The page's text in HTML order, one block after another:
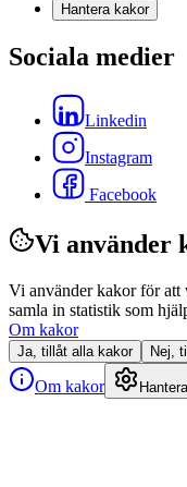
Hantera kakor
Sociala medier
Linkedin
Instagram
Facebook
Vi använder
Vi använder kakor för att
samla in statistik som
Om kakor
Ja, tillåt alla kakor Nej,
Om kakor